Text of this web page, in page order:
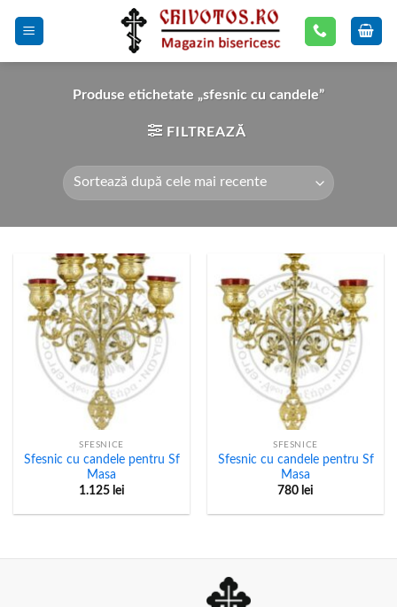
Produse etichetate „sfesnic cu candele”
FILTREAZĂ
SFESNICE
Sfesnic cu candele pentru Sf
Masa
1.125 lei
SFESNICE
Sfesnic cu candele pentru Sf
Masa
780 lei